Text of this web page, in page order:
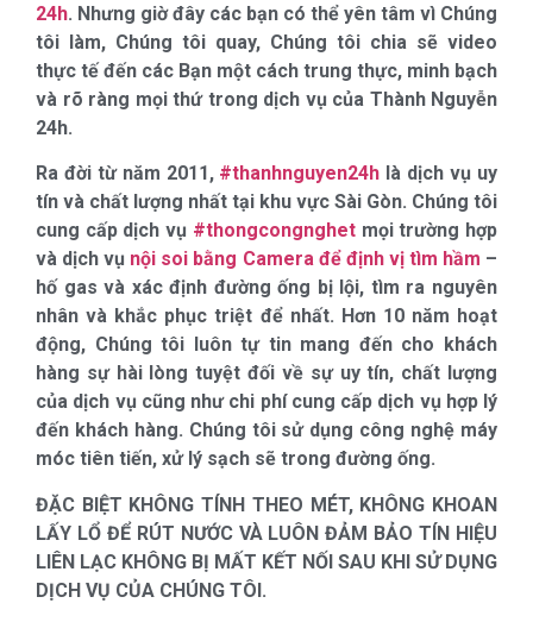
24h. Nhưng giờ đây các bạn có thể yên tâm vì Chúng
tôi làm, Chúng tôi quay, Chúng tôi chia sẽ video
thực tế đến các Bạn một cách trung thực, minh bạch
và rõ ràng mọi thứ trong dịch vụ của Thành Nguyễn
24h.
Ra đời từ năm 2011, #thanhnguyen24h là dịch vụ uy
tín và chất lượng nhất tại khu vực Sài Gòn. Chúng tôi
cung cấp dịch vụ #thongcongnghetmọi trường hợp
và dịch vụ nội soi bằng Camera để định vị tìm hầm –
hố gas và xác định đường ống bị lội, tìm ra nguyên
nhân và khắc phục triệt để nhất. Hơn 10 năm hoạt
động, Chúng tôi luôn tự tin mang đến cho khách
hàng sự hài lòng tuyệt đối về sự uy tín, chất lượng
của dịch vụ cũng như chi phí cung cấp dịch vụ hợp lý
đến khách hàng. Chúng tôi sử dụng công nghệ máy
móc tiên tiến, xử lý sạch sẽ trong đường ống.
ĐẶC BIỆT KHÔNG TÍNH THEO MÉT, KHÔNG KHOAN
LẤY LỔ ĐỂ RÚT NƯỚC VÀ LUÔN ĐẢM BẢO TÍN HIỆU
LIÊN LẠC KHÔNG BỊ MẤT KẾT NỐI SAU KHI SỬ DỤNG
DỊCH VỤ CỦA CHÚNG TÔI.